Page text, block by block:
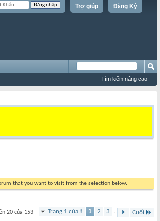
Đăng Ký
Trợ giúp
Tìm kiếm nâng cao
that you want to visit from the selection below.
Trang 1 của 8 1 2 3 ... Cuối
20 của 153